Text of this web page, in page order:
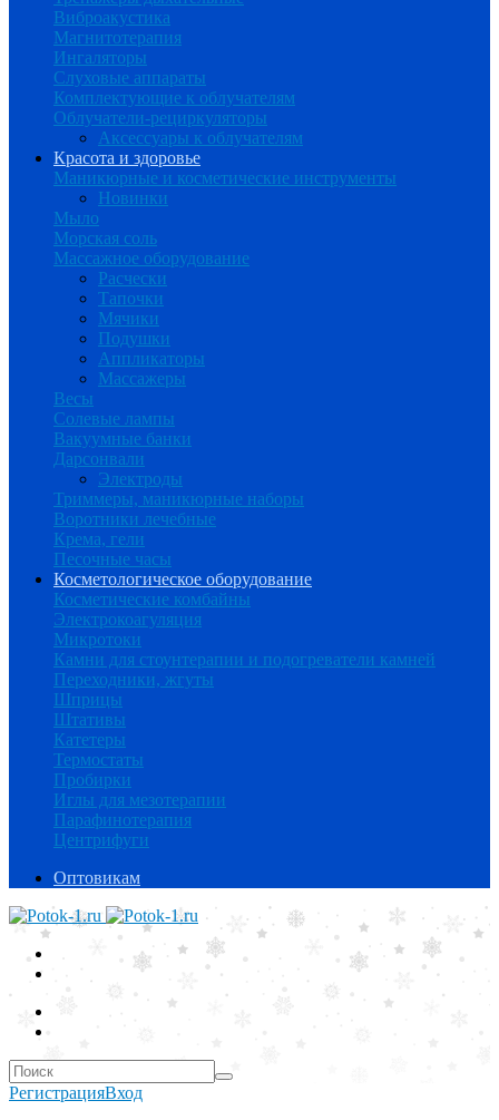
Виброакустика
Магнитотерапия
Ингаляторы
Слуховые аппараты
Комплектующие к облучателям
Облучатели-рециркуляторы
Аксессуары к облучателям
Красота и здоровье
Маникюрные и косметические инструменты
Новинки
Мыло
Морская соль
Массажное оборудование
Расчески
Тапочки
Мячики
Подушки
Аппликаторы
Массажеры
Весы
Солевые лампы
Вакуумные банки
Дарсонвали
Электроды
Триммеры, маникюрные наборы
Воротники лечебные
Крема, гели
Песочные часы
Косметологическое оборудование
Косметические комбайны
Электрокоагуляция
Микротоки
Камни для стоунтерапии и подогреватели камней
Переходники, жгуты
Шприцы
Штативы
Катетеры
Термостаты
Пробирки
Иглы для мезотерапии
Парафинотерапия
Центрифуги
Оптовикам
РегистрацияВход